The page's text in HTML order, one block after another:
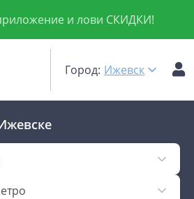
и лови СКИДКИ!
Город: Ижевск